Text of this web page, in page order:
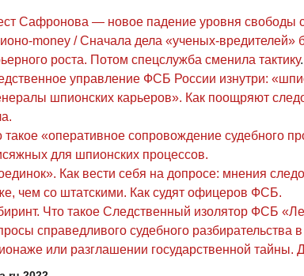
Сафронова — новое падение уровня свободы
money / Сначала дела «ученых-вредителей»
роста. Потом спецслужба сменила тактику.
управление ФСБ России изнутри:
шпионских карьеров». Как поощряют
такое «оперативное сопровождение судебного
для шпионских процессов.
Как вести себя на допросе: мнения
чем со штатскими. Как судят офицеров ФСБ.
Что такое Следственный изолятор ФСБ
справедливого судебного разбирательства
или разглашении государственной